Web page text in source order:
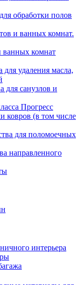
обработки полов
и ванных комнат.
ванных комнат
удаления масла,
для санузлов и
Прогресс
ковров (в том числе
для поломоечных
направленного
интерьера